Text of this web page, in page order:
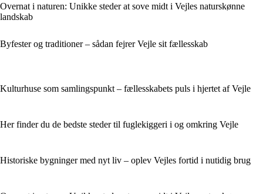
Overnat i naturen: Unikke steder at sove midt i Vejles naturskønne
landskab
Byfester og traditioner – sådan fejrer Vejle sit fællesskab
Kulturhuse som samlingspunkt – fællesskabets puls i hjertet af Vejle
Her finder du de bedste steder til fuglekiggeri i og omkring Vejle
Historiske bygninger med nyt liv – oplev Vejles fortid i nutidig brug